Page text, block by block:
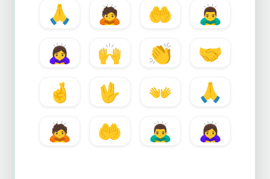
🙏 🙇 🤲
🙇‍♂️
🙇‍♀️
🙌 👏
🤝
🤞
🖖 👐
🙏
🙇
🤲 🙇‍♂️ 🙇‍♀️